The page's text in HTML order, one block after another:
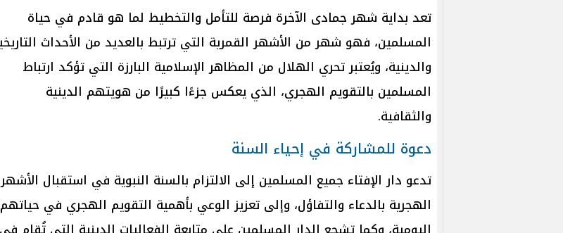
تعد بداية شهر جمادى الآخرة فرصة للتأمل والتخطيط لما هو قادم في حياة
المسلمين، فهو شهر من الأشهر القمرية التي ترتبط بالعديد من الأحداث
والدينية، ويُعتبر تحري الهلال من المظاهر الإسلامية البارزة التي تؤكد ارتباط
المسلمين بالتقويم الهجري، الذي يعكس جزءًا كبيرًا من هويتهم الدينية
والثقافية.
دعوة للمشاركة في إحياء السنة
تدعو دار الإفتاء جميع المسلمين إلى الالتزام بالسنة النبوية في استقبال الأشهر
الهجرية بالدعاء والتفاؤل، وإلى تعزيز الوعي بأهمية التقويم الهجري في حياتهم